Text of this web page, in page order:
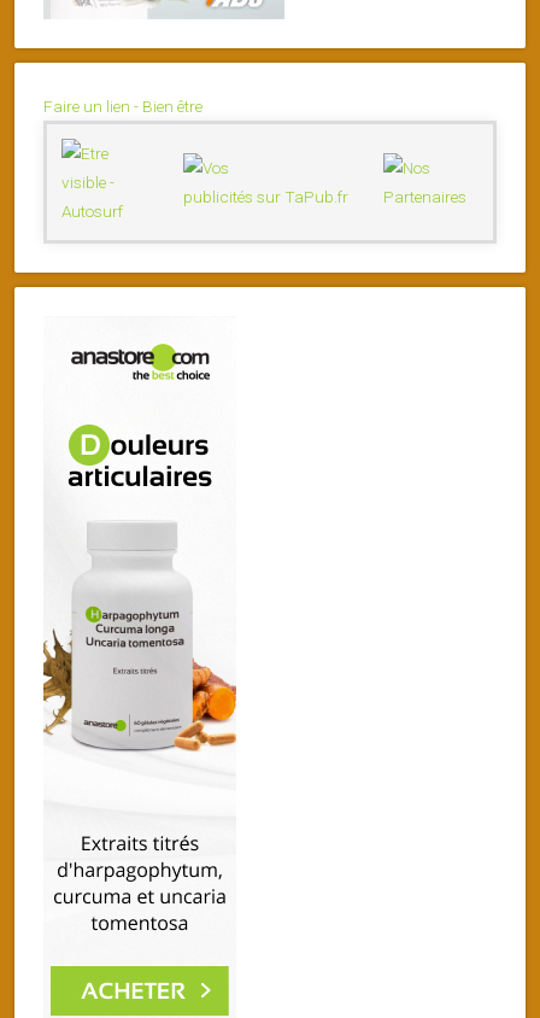
Faire un lien - Bien être